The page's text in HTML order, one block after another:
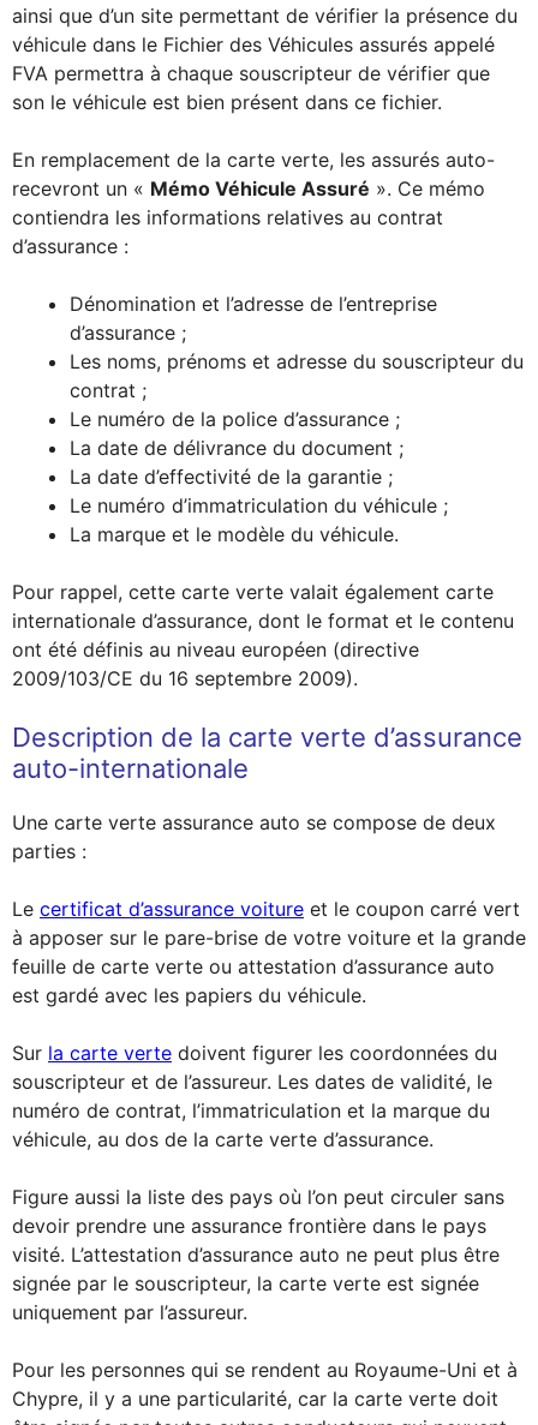
ainsi que d’un site permettant de vérifier la présence du
véhicule dans le Fichier des Véhicules assurés appelé
FVA permettra à chaque souscripteur de vérifier que
son le véhicule est bien présent dans ce fichier.
En remplacement de la carte verte, les assurés auto-
recevront un « Mémo Véhicule Assuré ». Ce mémo
contiendra les informations relatives au contrat
d’assurance :
Dénomination et l’adresse de l’entreprise
d’assurance ;
Les noms, prénoms et adresse du souscripteur du
contrat ;
Le numéro de la police d’assurance ;
La date de délivrance du document ;
La date d’effectivité de la garantie ;
Le numéro d’immatriculation du véhicule ;
La marque et le modèle du véhicule.
Pour rappel, cette carte verte valait également carte
internationale d’assurance, dont le format et le contenu
ont été définis au niveau européen (directive
2009/103/CE du 16 septembre 2009).
Description de la carte verte d’assurance
auto-internationale
Une carte verte assurance auto se compose de deux
parties :
Le certificat d’assurance voiture et le coupon carré vert
à apposer sur le pare-brise de votre voiture et la grande
feuille de carte verte ou attestation d’assurance auto
est gardé avec les papiers du véhicule.
Sur la carte verte doivent figurer les coordonnées du
souscripteur et de l’assureur. Les dates de validité, le
numéro de contrat, l’immatriculation et la marque du
véhicule, au dos de la carte verte d’assurance.
Figure aussi la liste des pays où l’on peut circuler sans
devoir prendre une assurance frontière dans le pays
visité. L’attestation d’assurance auto ne peut plus être
signée par le souscripteur, la carte verte est signée
uniquement par l’assureur.
Pour les personnes qui se rendent au Royaume-Uni et à
Chypre, il y a une particularité, car la carte verte doit